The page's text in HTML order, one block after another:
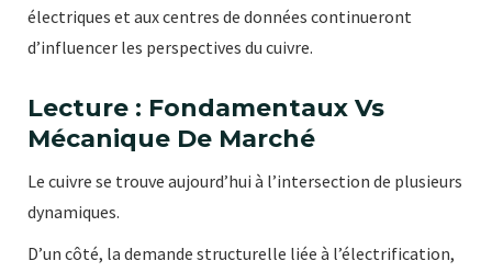
électriques et aux centres de données continueront
d’influencer les perspectives du cuivre.
Lecture : Fondamentaux Vs
Mécanique De Marché
Le cuivre se trouve aujourd’hui à l’intersection de plusieurs
dynamiques.
D’un côté, la demande structurelle liée à l’électrification,